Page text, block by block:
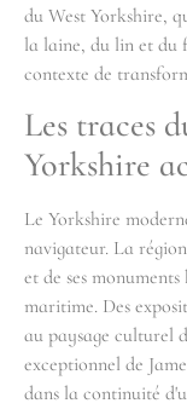
du West Yorkshire,
la laine, du lin et du
contexte de
Les traces
Yorkshire
Le Yorkshire
navigateur. La
et de ses
maritime. Des
au paysage culturel
exceptionnel de
dans la continuité